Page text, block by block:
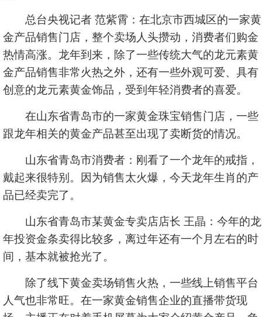
总台央视记者 范紫霄：在北京市西城区的一家黄
金产品销售门店，整个卖场人头攒动，消费者们购金
热情高涨。龙年到来，除了一些传统大气的龙元素黄
金产品销售非常火热之外，还有一些外观可爱、具有
创意的龙元素黄金饰品，受到年轻消费者的喜爱。
在山东省青岛市的一家黄金珠宝销售门店，一些
跟龙年相关的黄金产品甚至出现了卖断货的情况。
山东省青岛市消费者：刚看了一个龙年的戒指，
戴起来很特别。因为销售太火爆，今天龙年生肖的产
品已经卖完了。
山东省青岛市某黄金专卖店店长 王晶：今年的龙
年投资金条卖得比较多，离过年还有一个月左右的时
间，基本就被抢光了。
除了线下黄金卖场销售火热，一些线上销售平台
人气也非常旺。在一家黄金销售企业的直播带货现